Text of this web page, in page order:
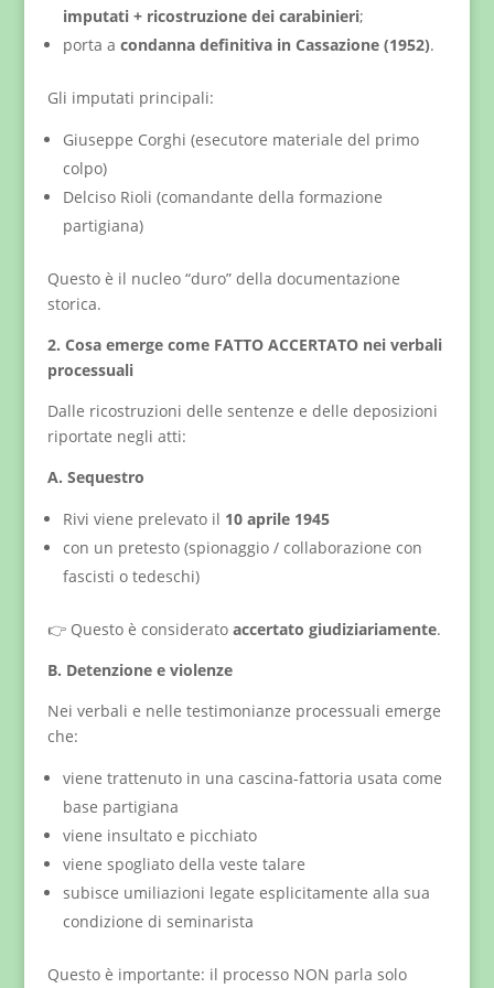
imputati + ricostruzione dei carabinieri;
porta a condanna definitiva in Cassazione (1952).
Gli imputati principali:
Giuseppe Corghi (esecutore materiale del primo
colpo)
Delciso Rioli (comandante della formazione
partigiana)
Questo è il nucleo “duro” della documentazione
storica.
2. Cosa emerge come FATTO ACCERTATO nei verbali
processuali
Dalle ricostruzioni delle sentenze e delle deposizioni
riportate negli atti:
A. Sequestro
Rivi viene prelevato il 10 aprile 1945
con un pretesto (spionaggio / collaborazione con
fascisti o tedeschi)
👉 Questo è considerato accertato giudiziariamente.
B. Detenzione e violenze
Nei verbali e nelle testimonianze processuali emerge
che:
viene trattenuto in una cascina-fattoria usata come
base partigiana
viene insultato e picchiato
viene spogliato della veste talare
subisce umiliazioni legate esplicitamente alla sua
condizione di seminarista
Questo è importante: il processo NON parla solo